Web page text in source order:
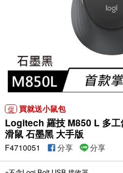
促 買就送小鼠包
Logitech 羅技 M850 L 多工
滑鼠 石墨黑 大手版
F4710051 分享 分享